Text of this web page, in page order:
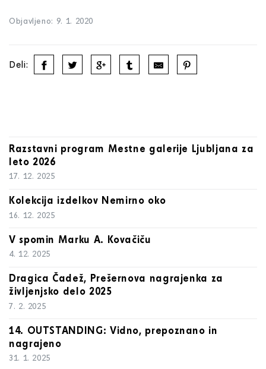
Objavljeno: 9. 1. 2020
Deli:
Razstavni program Mestne galerije Ljubljana za
leto 2026
17. 12. 2025
Kolekcija izdelkov Nemirno oko
16. 12. 2025
V spomin Marku A. Kovačiču
4. 12. 2025
Dragica Čadež, Prešernova nagrajenka za
življenjsko delo 2025
7. 2. 2025
14. OUTSTANDING: Vidno, prepoznano in
nagrajeno
31. 1. 2025